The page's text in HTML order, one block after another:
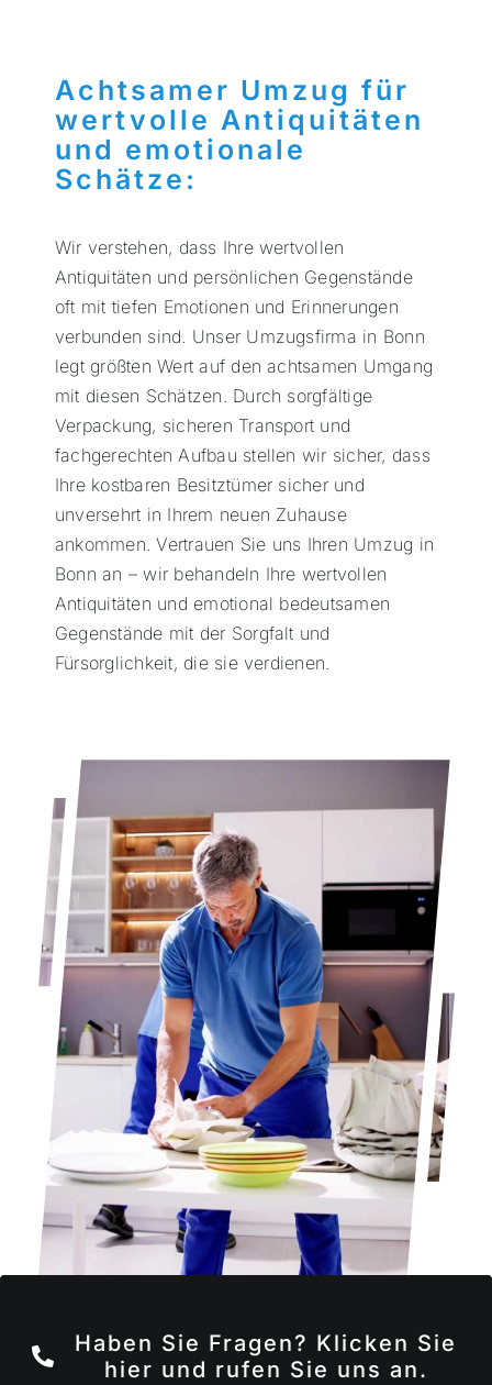
Achtsamer Umzug für
wertvolle Antiquitäten
und emotionale
Schätze:
Wir verstehen, dass Ihre wertvollen
Antiquitäten und persönlichen Gegenstände
oft mit tiefen Emotionen und Erinnerungen
verbunden sind. Unser Umzugsfirma in Bonn
legt größten Wert auf den achtsamen Umgang
mit diesen Schätzen. Durch sorgfältige
Verpackung, sicheren Transport und
fachgerechten Aufbau stellen wir sicher, dass
Ihre kostbaren Besitztümer sicher und
unversehrt in Ihrem neuen Zuhause
ankommen. Vertrauen Sie uns Ihren Umzug in
Bonn an – wir behandeln Ihre wertvollen
Antiquitäten und emotional bedeutsamen
Gegenstände mit der Sorgfalt und
Fürsorglichkeit, die sie verdienen.
Haben Sie Fragen? Klicken Sie
hier und rufen Sie uns an.